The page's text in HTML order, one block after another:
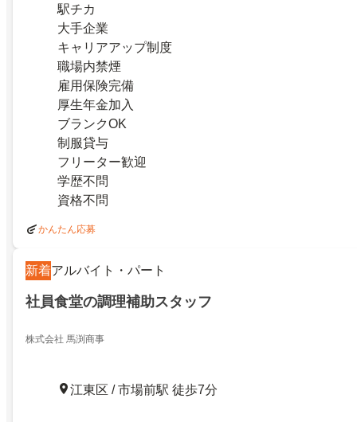
駅チカ
大手企業
キャリアアップ制度
職場内禁煙
雇用保険完備
厚生年金加入
ブランクOK
制服貸与
フリーター歓迎
学歴不問
資格不問
かんたん応募
新着アルバイト・パート
社員食堂の調理補助スタッフ
株式会社 馬渕商事
江東区 / 市場前駅 徒歩7分